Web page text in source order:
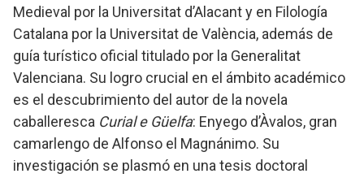
Medieval por la Universitat d’Alacant y en Filología
Catalana por la Universitat de València, además de
guía turístico oficial titulado por la Generalitat
Valenciana. Su logro crucial en el ámbito académico
es el descubrimiento del autor de la novela
caballeresca Curial e Güelfa: Enyego d’Àvalos, gran
camarlengo de Alfonso el Magnánimo. Su
investigación se plasmó en una tesis doctoral